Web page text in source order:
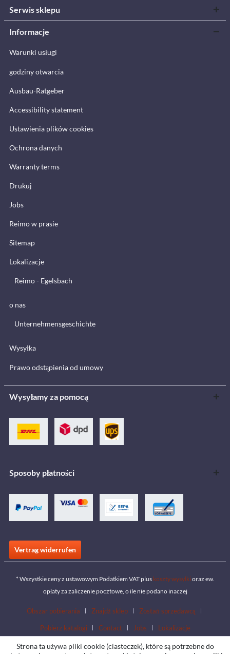
Serwis sklepu
Informacje
Warunki usługi
godziny otwarcia
Ausbau-Ratgeber
Accessibility statement
Ustawienia plików cookies
Ochrona danych
Warranty terms
Drukuj
Jobs
Reimo w prasie
Sitemap
Lokalizacje
Reimo - Egelsbach
o nas
Unternehmensgeschichte
Wysyłka
Prawo odstąpienia od umowy
Wysyłamy za pomocą
Sposoby płatności
Vertrag widerrufen
* Wszystkie ceny z ustawowym Podatkiem VAT plus koszty wysyłki oraz ew.
opłaty za zaliczenie pocztowe, o ile nie podano inaczej
Obszar pobierania Znajdź sklep Zostań sprzedawcą
Pobierz katalogi Contact Jobs Lokalizacje
Strona ta używa pliki cookie (ciasteczek), które są potrzebne do